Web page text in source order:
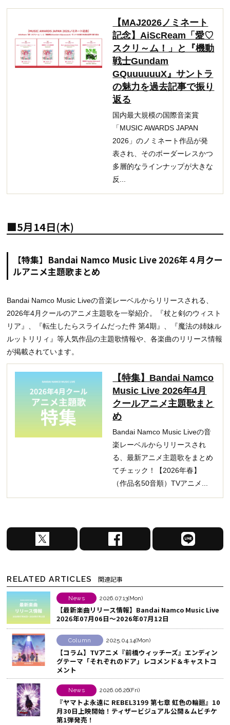
【MAJ2026ノミネート
記念】AiScReam「愛♡
スクリ～ム！」と『機動
戦士Gundam
GQuuuuuuX』サントラ
の魅力を過去記事で振り
返る
国内最大規模の国際音楽賞
「MUSIC AWARDS JAPAN
2026」のノミネート作品が発
表され、そのボーダーレスかつ
多層的なラインナップが大きな
反...
■5月14日(木)
【特集】Bandai Namco Music Live 2026年４月クー
ルアニメ主題歌まとめ
Bandai Namco Music Liveの音楽レーベルからリリースされる、
2026年4月クールのアニメ主題歌を一挙紹介。『杖と剣のウィスト
リア』、『転生したらスライムだった件 第4期』、『魔法の姉妹ル
ルットリリィ』等人気作品の主題歌情報や、各楽曲のリリース情報
が掲載されています。
【特集】Bandai Namco
Music Live 2026年4月
クールアニメ主題歌まと
め
Bandai Namco Music Liveの音
楽レーベルからリリースされ
る、最新アニメ主題歌をまとめ
てチェック！【2026年春】
（作品名50音順）TVアニメ...
X
で
ア
F
a
b
o
o
k
で
シ
ェ
す
る
L
I
ェ
ア
RELATED ARTICLES 関連記事
News 2026.07.13(Mon)
【最新楽曲リリース情報】Bandai Namco Music Live
2026年07月06日～2026年07月12日
Column 2025.04.14(Mon)
【コラム】TVアニメ『前橋ウィッチーズ』エンディン
グテーマ「それぞれのドア」レコメンド＆キャストコ
メント
News 2026.06.26(Fri)
『ヤマトよ永遠に REBEL3199 第七章 虹色の輪廻』10
月30日上映開始！ティザービジュアル公開＆ムビチケ
第1弾発売！